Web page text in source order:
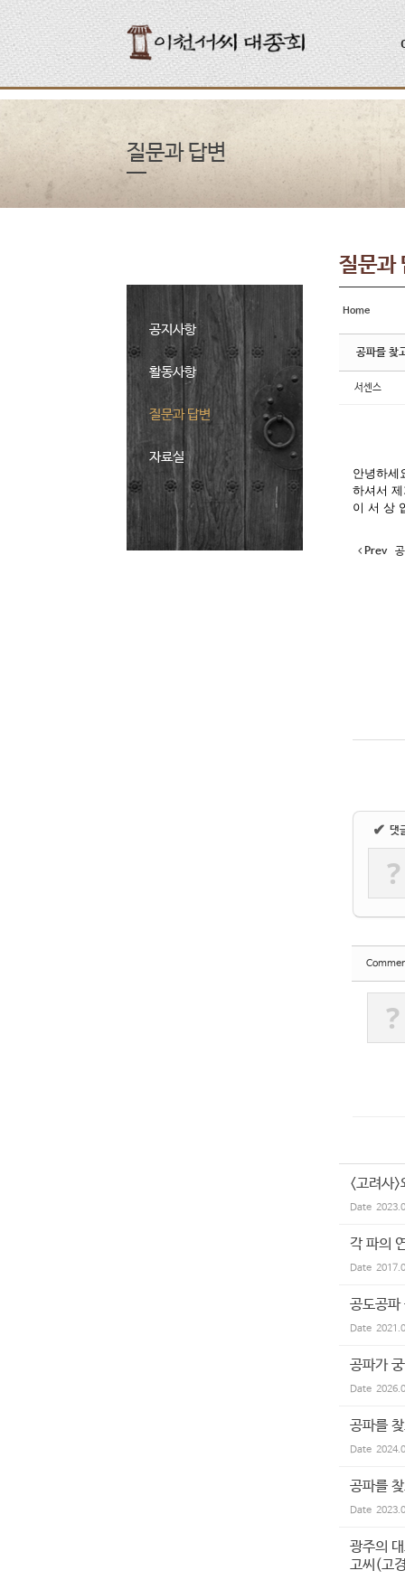
질문과 답변
공지사항
활동사항
질문과 답변
자료실
질문과
Home
공파를 찾
서센스
안녕하세
하셔서
이 서 상
Prev
✔ 댓
?
?
<고려사
Date
각 파의
Date
공도공파
Date
공파가
Date
공파를
Date
공파를
Date
광주의
고씨(고